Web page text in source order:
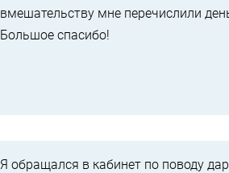
вмешательству мне перечислили
Большое спасибо!
Я обращался в кабинет по поводу